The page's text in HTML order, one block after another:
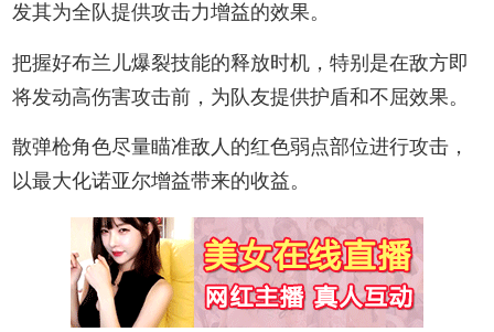
发其为全队提供攻击力增益的效果。
把握好布兰儿爆裂技能的释放时机，特别是在敌方即
将发动高伤害攻击前，为队友提供护盾和不屈效果。
散弹枪角色尽量瞄准敌人的红色弱点部位进行攻击，
以最大化诺亚尔增益带来的收益。